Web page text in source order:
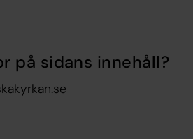
på sidans innehåll?